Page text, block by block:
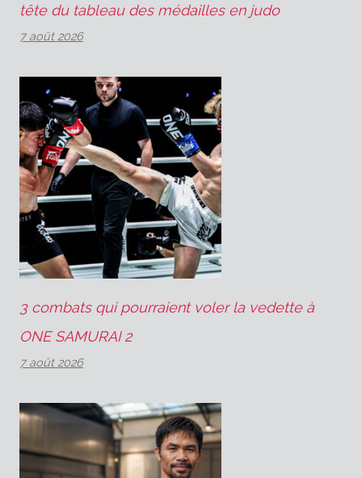
tête du tableau des médailles en judo
7 août 2026
3 combats qui pourraient voler la vedette à
ONE SAMURAI 2
7 août 2026